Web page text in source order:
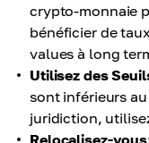
crypto-monnaie
bénéficier de
values à long
Utilisez des
sont inférieurs
juridiction,